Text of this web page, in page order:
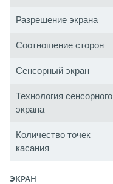
Разрешение экрана
Соотношение сторон
Сенсорный экран
Технология сенсорного
экрана
Количество точек
касания
ЭКРАН